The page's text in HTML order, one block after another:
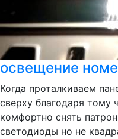
освещение
Когда проталкиваем
сверху благодаря тому
комфортно снять
светодиоды но не